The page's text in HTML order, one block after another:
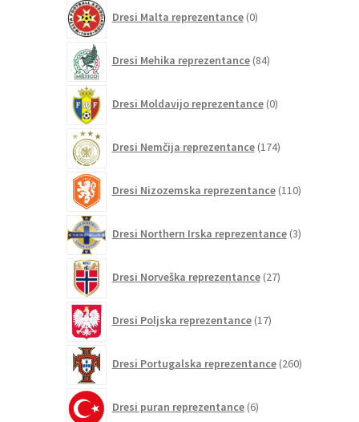
Dresi Malta reprezentance 0izdelkov
Dresi Mehika reprezentance 84izdelkov
Dresi Moldavijo reprezentance 0izdelkov
Dresi Nemčija reprezentance 174izdelkov
Dresi Nizozemska reprezentance 110izdelkov
Dresi Northern Irska reprezentance 3izdelki
Dresi Norveška reprezentance 27izdelkov
Dresi Poljska reprezentance 17izdelkov
Dresi Portugalska reprezentance 260izdelkov
Dresi puran reprezentance 6izdelkov